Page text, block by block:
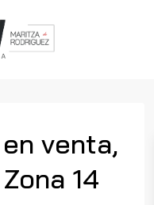
venta,
14